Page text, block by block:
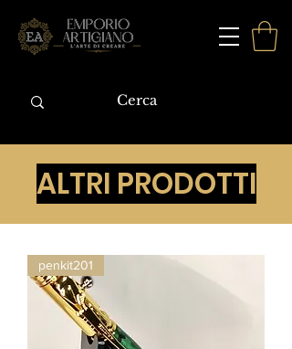
ALTRI PRODOTTI
penkit201